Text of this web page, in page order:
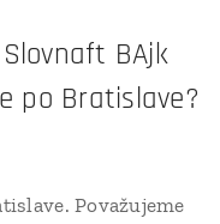
BAjk
po Bratislave?
Považujeme